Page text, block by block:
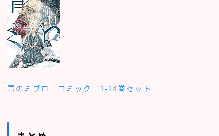
青のミブロ コミック 1-14巻セット